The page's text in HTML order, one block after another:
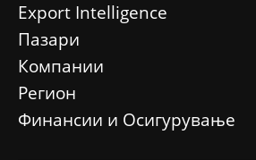
Еxport Intelligence
Пазари
Компании
Регион
Финансии и Осигурување